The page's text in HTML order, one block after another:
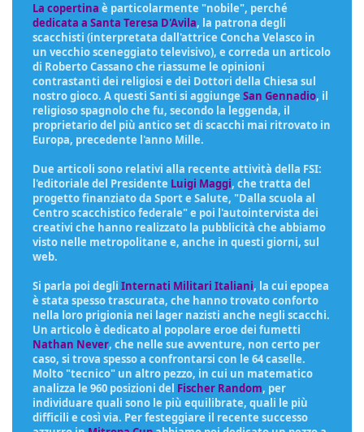
La copertina è particolarmente "nobile", perché
dedicata a Santa Teresa D'Avila, la patrona degli
scacchisti (interpretata dall'attrice Concha Velasco in
un vecchio sceneggiato televisivo), e correda un articolo
di Roberto Cassano che riassume le opinioni
contrastanti dei religiosi e dei Dottori della Chiesa sul
nostro gioco. A questi Santi si aggiunge San Gennadio, il
religioso spagnolo che fu, secondo la leggenda, il
proprietario del più antico set di scacchi mai ritrovato in
Europa, precedente l'anno Mille.
Due articoli sono relativi alla recente attività della FSI:
l'editoriale del Presidente Luigi Maggi, che tratta del
progetto finanziato da Sport e Salute, "Dalla scuola al
Centro scacchistico federale" e poi l'autointervista dei
creativi che hanno realizzato la pubblicità che abbiamo
visto nelle metropolitane e, anche in questi giorni, sul
web.
Si parla poi degli Internati Militari Italiani, la cui epopea
è stata spesso trascurata, che hanno trovato conforto
nella loro prigionia nei lager nazisti anche negli scacchi.
Un articolo è dedicato al popolare eroe dei fumetti
Nathan Never, che nelle sue avventure, non certo per
caso, si trova spesso a confrontarsi con le 64 caselle.
Molto "tecnico" un altro pezzo, in cui un matematico
analizza le 960 posizioni del Fischer Random, per
individuare quali sono le più equilibrate, quali le più
difficili e così via. Per festeggiare il recente successo